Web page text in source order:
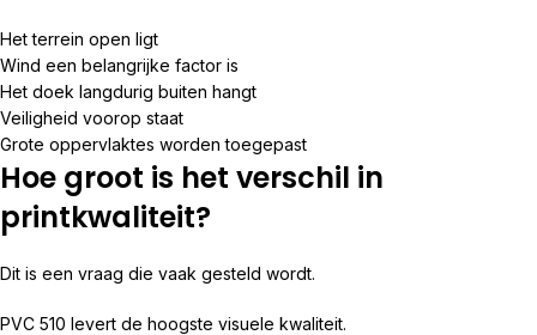
Het terrein open ligt
Wind een belangrijke factor is
Het doek langdurig buiten hangt
Veiligheid voorop staat
Grote oppervlaktes worden toegepast
Hoe groot is het verschil in
printkwaliteit?
Dit is een vraag die vaak gesteld wordt.
PVC 510 levert de hoogste visuele kwaliteit.